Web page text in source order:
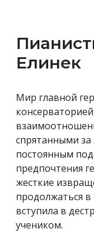
Елинек
Мир главной
спрятанными
постоянным
предпочтения
жесткие
продолжаться
вступила в
учеником.